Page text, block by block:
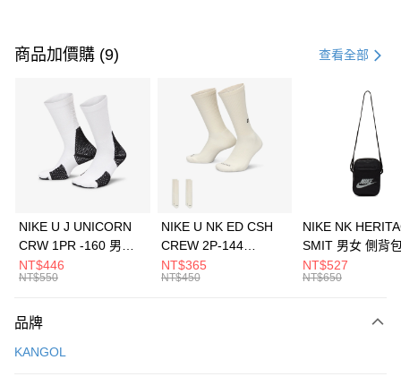
信用卡一次付款
3 期 0 利率 每期 21家銀行
合作金庫商業銀行
第一商業銀行
華南商業銀行
彰化商業銀行
上海商業儲蓄銀行
元大商業銀行
台灣樂天信用卡公司
Apple Pay
全盈+PAY
AFTEE先享後付
【關於「AFTEE先享後付」】
便利好安心！
運送方式
商品加價購 (9) 查看全部
NIKE U J UNICORN
CRW 1PR -160 男女
中統襪 FZ3393100
NT$446
NT$550
NIKE U NK ED CSH
CREW 2P-144
EMBRDY 男女 短統襪
FZ3073133
NT$365
NT$450
NIKE NK
SMIT 男女 側背
BA5871010
NT$527
NT$650
品牌
KANGOL